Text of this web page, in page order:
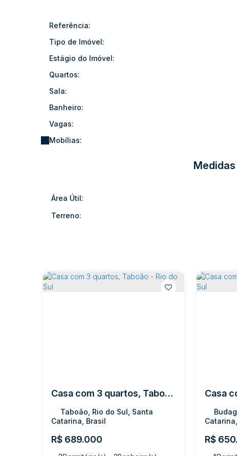
potencial de valorização.
Referência:
Tipo de Imóvel:
Estágio do Imóvel:
Quartos:
Sala:
Banheiro:
Vagas:
Mobílias:
Área Útil:
Terreno:
Casa com 3 quartos, Taboão - Rio do Sul
R$ 689.000
Taboão, Rio do Sul, Santa
Catarina, Brasil
R$